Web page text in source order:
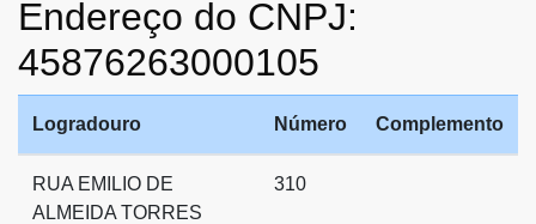
Endereço do CNPJ:
45876263000105
Logradouro Número Complemento
RUA EMILIO DE
ALMEIDA TORRES
310